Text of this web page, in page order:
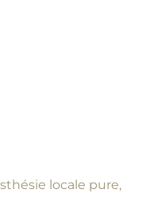
locale pure,